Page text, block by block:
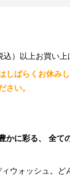
）以上お買い上
しばらくお休みし
さい。
かに彩る、 全て
ウォッシュ。ど